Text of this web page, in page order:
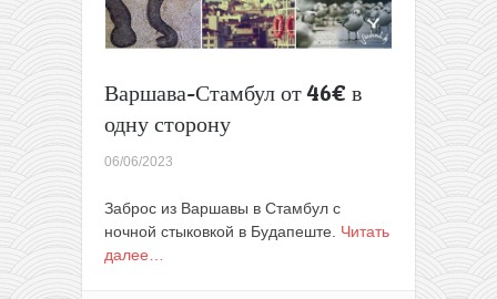
обратно
из
багажом)
Варшава-Стамбул от 46€ в
одну сторону
06/06/2023
Заброс из Варшавы в Стамбул с
ночной стыковкой в Будапеште. Читать
далее…